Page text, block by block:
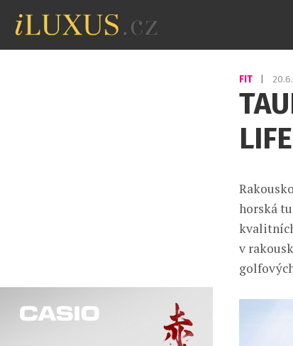
FIT
horská
v